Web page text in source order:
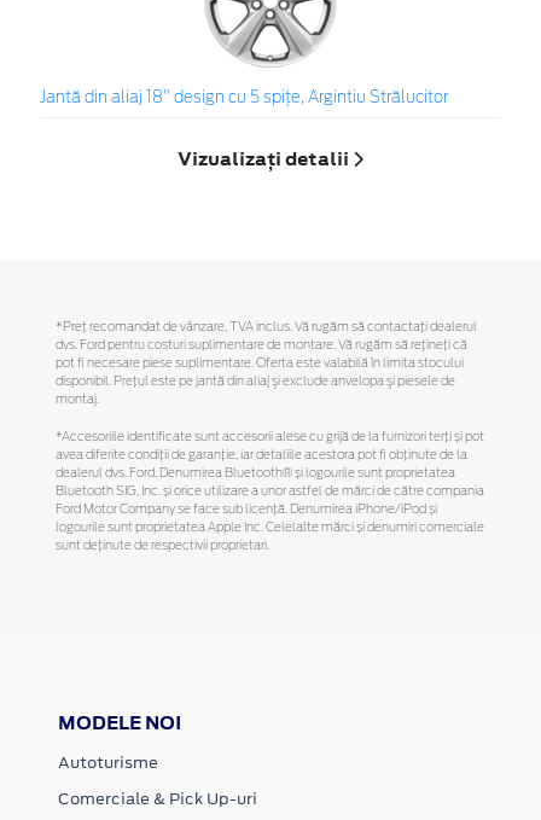
Jantă din aliaj 18" design cu 5 spiţe, Argintiu Strălucitor
Vizualizați detalii
*Preţ recomandat de vânzare, TVA inclus. Vă rugăm să contactaţi dealerul
dvs. Ford pentru costuri suplimentare de montare. Vă rugăm să reţineţi că
pot fi necesare piese suplimentare. Oferta este valabilă în limita stocului
disponibil. Preţul este pe jantă din aliaj şi exclude anvelopa şi piesele de
montaj.
*Accesoriile identificate sunt accesorii alese cu grijă de la furnizori terți și pot
avea diferite condiții de garanție, iar detaliile acestora pot fi obținute de la
dealerul dvs. Ford. Denumirea Bluetooth® și logourile sunt proprietatea
Bluetooth SIG, Inc. și orice utilizare a unor astfel de mărci de către compania
Ford Motor Company se face sub licență. Denumirea iPhone/iPod și
logourile sunt proprietatea Apple Inc. Celelalte mărci și denumiri comerciale
sunt deținute de respectivii proprietari.
MODELE NOI
Autoturisme
Comerciale & Pick Up-uri